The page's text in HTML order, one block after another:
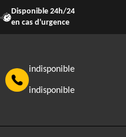
Disponible 24h/24
en cas d'urgence
indisponible
indisponible